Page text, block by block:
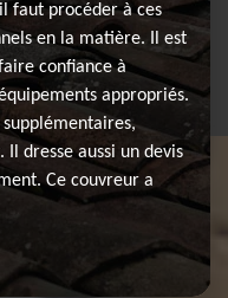
faut procéder à ces
en la matière. Il est
confiance à
appropriés.
supplémentaires,
dresse aussi un devis
Ce couvreur a